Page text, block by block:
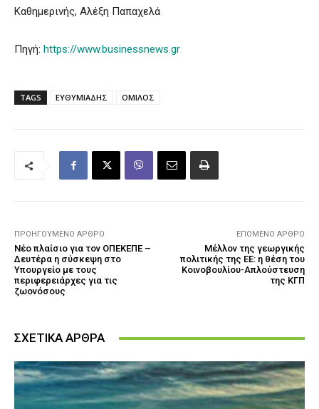
Καθημερινής, Αλέξη Παπαχελά
Πηγή: https://www.businessnews.gr
TAGS ΕΥΘΥΜΙΑΔΗΣ ΟΜΙΛΟΣ
ΠΡΟΗΓΟΎΜΕΝΟ ΆΡΘΡΟ
Νέο πλαίσιο για τον ΟΠΕΚΕΠΕ –
Δευτέρα η σύσκεψη στο
Υπουργείο με τους
περιφερειάρχες για τις
ζωονόσους
ΕΠΌΜΕΝΟ ΆΡΘΡΟ
Μέλλον της γεωργικής
πολιτικής της ΕΕ: η θέση του
Κοινοβουλίου-Απλούστευση
της ΚΓΠ
ΣΧΕΤΙΚΑ ΑΡΘΡΑ